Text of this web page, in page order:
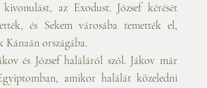
kivonulást, az Exodust. József kérését
és Sekem városába temették el,
országába.
és József haláláról szól. Jákov már
amikor halálát közeledni